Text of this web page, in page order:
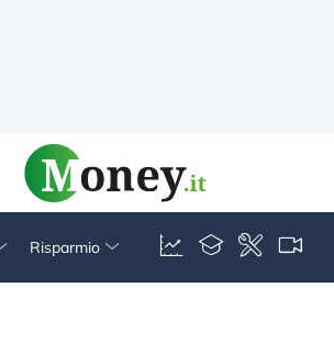
Risparmio